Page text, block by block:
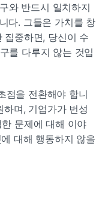
와 반드시 일치하지
다. 그들은 가치를 창
집중하면, 당신이 수
를 다루지 않는 것입
점을 전환해야 합니
며, 기업가가 번성
문제에 대해 이야
대해 행동하지 않을